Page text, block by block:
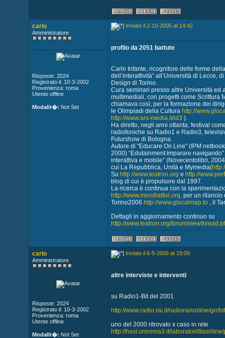
carlo
Amministratore
Risposte: 2024
Registrato il: 10-3-2002
Provenienza: roma
Utente offline
Modalit�: Not Set
Inviato il 2-10-2005 at 14:42
profilo da 2051 battute
Carlo Infante, ricognitore delle forme
dell’interattività” all’Università di Lecce,
Design di Torino.
Cura seminari presso altre Università ed
multimediali, con progetti come Scrittura
chiamava così, per la formazione dei
le Olimpiadi della Cultura http://
http://www.ars-media.it/id3 ).
Ha diretto, negli anni ottanta, festival
radiofoniche su Radio1 e Radio3,
Futurshow di Bologna.
Autore di "Educare On Line" (IPM
2000) “Edutainment:imparare
interattiva e mobile” (Novecentolibri,
cui La Repubblica, Unità e Mymedia(
Su http://www.teatron.org e http://
blog di cui è propulsore dal 1997.
La ricerca è continua con la
http://www.mondiattivi.org,per un rilancio
Torino2006 http://www.glocalmap.to, il
Dettagli in aggiornamento continuo su
http://www.teatron.org/forum/
carlo
Amministratore
Risposte: 2024
Registrato il: 10-3-2002
Provenienza: roma
Utente offline
Modalit�: Not Set
Inviato il 6-5-2006 at 19:09
altre interviste e interventi
su Radio1-Bit del 2001
http://www.radio.rai.it/radiorai/online/grr/
uno del 2000 ritrovato x caso in rete
http://host.uniroma3.it/laboratori/